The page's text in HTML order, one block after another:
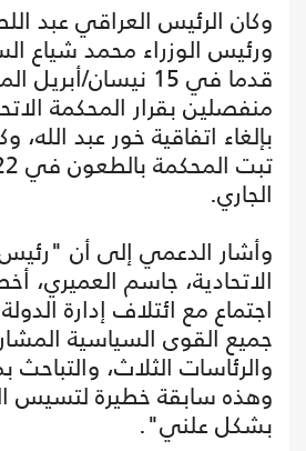
وكان الرئيس العراقي عبد
ورئيس الوزراء محمد شياع
قدما في 15 نيسان/
منفصلين بقرار المحكمة
بإلغاء اتفاقية خور عبد الله،
الجاري.
وأشار الدعمي إلى أن
الاتحادية، جاسم
اجتماع مع ائتلاف إدارة
جميع القوى السياسية
والرئاسات الثلاث،
وهذه سابقة خطيرة لتسيس
بشكل علني".